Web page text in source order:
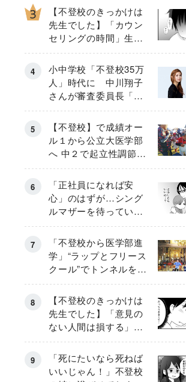
【不登校のきっかけは
先生でした】「カウン
セリングの時間」生徒
の情報をバラしたの
は…《第２話》
小中学校「不登校35万
人」時代に 中川翔子
さんが審査委員長「不
登校生動画甲子園
2026」が開催
【不登校】で成績オー
ル１から公立大医学部
へ 中２で起立性調節障
害「治るまで３年」の
診断 そのとき母は
「正社員になれば安
心」のはずが…シング
ルマザーを待ってい
た“魔の２年間”【前編】
「不登校から医学部進
学」“ラップとフリース
クール”でトンネルを脱
して高校受験へ〔元野
球少年の実話〕
【不登校のきっかけは
先生でした】「意見の
ない人間は損する」担
任の一言が苦しみに…
《第１話》
「死にたいなら死ねば
いいじゃん！」不登校